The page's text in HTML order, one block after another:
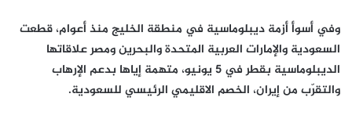
وفي أسوأ أزمة ديبلوماسية في منطقة الخليج منذ أعوام، قطعت
السعودية والإمارات العربية المتحدة والبحرين ومصر علاقاتها
الديبلوماسية بقطر في 5 يونيو، متهمة إياها بدعم الإرهاب
والتقرّب من إيران، الخصم الاقليمي الرئيسي للسعودية.